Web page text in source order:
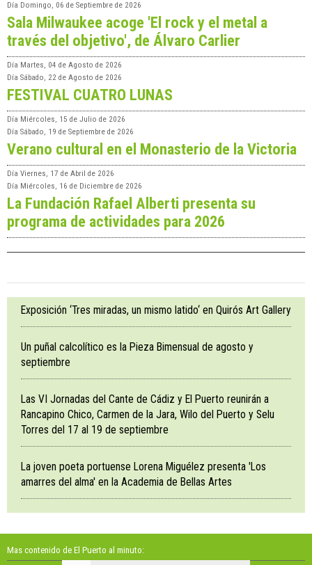
Día Domingo, 06 de Septiembre de 2026
Sala Milwaukee acoge 'El rock y el metal a
través del objetivo', de Álvaro Carlier
Día Martes, 04 de Agosto de 2026
Día Sábado, 22 de Agosto de 2026
FESTIVAL CUATRO LUNAS
Día Miércoles, 15 de Julio de 2026
Día Sábado, 19 de Septiembre de 2026
Verano cultural en el Monasterio de la Victoria
Día Viernes, 17 de Abril de 2026
Día Miércoles, 16 de Diciembre de 2026
La Fundación Rafael Alberti presenta su
programa de actividades para 2026
Exposición ‘Tres miradas, un mismo latido‘ en Quirós Art Gallery
Un puñal calcolítico es la Pieza Bimensual de agosto y
septiembre
Las VI Jornadas del Cante de Cádiz y El Puerto reunirán a
Rancapino Chico, Carmen de la Jara, Wilo del Puerto y Selu
Torres del 17 al 19 de septiembre
La joven poeta portuense Lorena Miguélez presenta 'Los
amarres del alma' en la Academia de Bellas Artes
Mas contenido de El Puerto al minuto: